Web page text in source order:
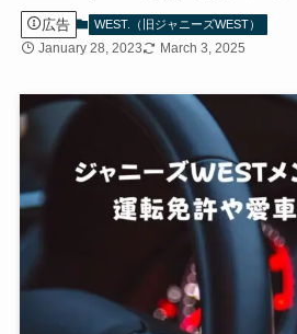
広告 WEST.（旧ジャニーズWEST）
January 28, 2023 March 3, 2025